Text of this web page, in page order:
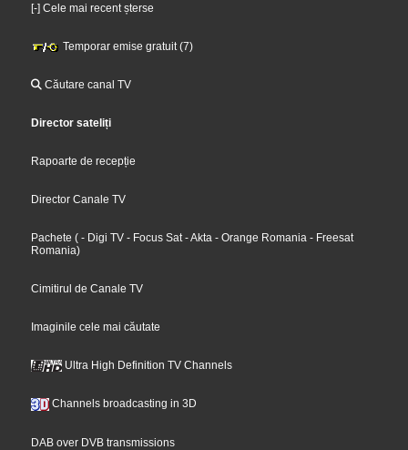
[-] Cele mai recent șterse
Temporar emise gratuit (7)
Căutare canal TV
Director sateliți
Rapoarte de recepție
Director Canale TV
Pachete (- Digi TV - Focus Sat - Akta - Orange Romania - Freesat
Romania)
Cimitirul de Canale TV
Imaginile cele mai căutate
Ultra High Definition TV Channels
Channels broadcasting in 3D
DAB over DVB transmissions